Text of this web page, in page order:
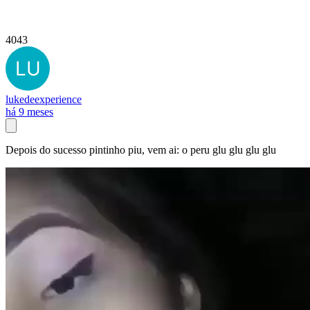
4043
lukedeexperience
há 9 meses
Depois do sucesso pintinho piu, vem ai: o peru glu glu glu glu